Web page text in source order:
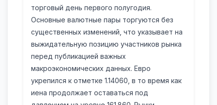
торговый день первого полугодия.
Основные валютные пары торгуются без
существенных изменений, что указывает на
выжидательную позицию участников рынка
перед публикацией важных
макроэкономических данных. Евро
укрепился к отметке 1.14060, в то время как
иена продолжает оставаться под